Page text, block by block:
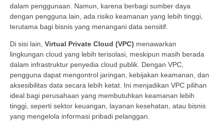
dalam penggunaan. Namun, karena berbagi sumber daya
dengan pengguna lain, ada risiko keamanan yang lebih tinggi,
terutama bagi bisnis yang menangani data sensitif.
Di sisi lain, Virtual Private Cloud (VPC) menawarkan
lingkungan cloud yang lebih terisolasi, meskipun masih berada
dalam infrastruktur penyedia cloud publik. Dengan VPC,
pengguna dapat mengontrol jaringan, kebijakan keamanan, dan
aksesibilitas data secara lebih ketat. Ini menjadikan VPC pilihan
ideal bagi perusahaan yang membutuhkan keamanan lebih
tinggi, seperti sektor keuangan, layanan kesehatan, atau bisnis
yang mengelola informasi pribadi pelanggan.